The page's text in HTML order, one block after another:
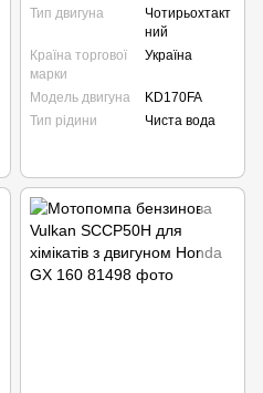
Тип двигуна
Чотирьохтакт
ний
Країна торгової
марки
Україна
Модель двигуна
KD170FA
Тип рідини
Чиста вода